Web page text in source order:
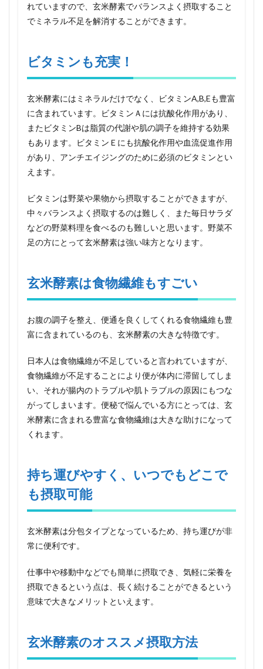
酵素
のオ
取方
法
6.1
必要
な栄
養素
を手
摂取
でき
る玄
米酵
効果
と摂
法
れていますので、玄米酵素でバランスよく摂取すること
でミネラル不足を解消することができます。
ビタミンも充実！
玄米酵素にはミネラルだけでなく、ビタミンA,B,Eも豊富
に含まれています。ビタミンＡには抗酸化作用があり、
またビタミンBは脂質の代謝や肌の調子を維持する効果
もあります。ビタミンＥにも抗酸化作用や血流促進作用
があり、アンチエイジングのために必須のビタミンとい
えます。
ビタミンは野菜や果物から摂取することができますが、
中々バランスよく摂取するのは難しく、また毎日サラダ
などの野菜料理を食べるのも難しいと思います。野菜不
足の方にとって玄米酵素は強い味方となります。
玄米酵素は食物繊維もすごい
お腹の調子を整え、便通を良くしてくれる食物繊維も豊
富に含まれているのも、玄米酵素の大きな特徴です。
日本人は食物繊維が不足していると言われていますが、
食物繊維が不足することにより便が体内に滞留してしま
い、それが腸内のトラブルや肌トラブルの原因にもつな
がってしまいます。便秘で悩んでいる方にとっては、玄
米酵素に含まれる豊富な食物繊維は大きな助けになって
くれます。
持ち運びやすく、いつでもどこで
も摂取可能
玄米酵素は分包タイプとなっているため、持ち運びが非
常に便利です。
仕事中や移動中などでも簡単に摂取でき、気軽に栄養を
摂取できるという点は、長く続けることができるという
意味で大きなメリットといえます。
玄米酵素のオススメ摂取方法